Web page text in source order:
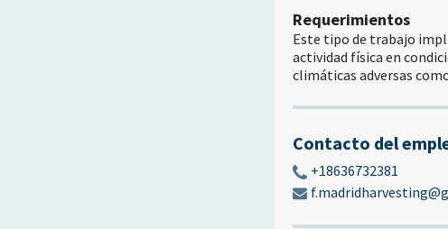
Requerimientos
Este tipo de trabajo
actividad física en
climáticas adversas
Contacto del
+18636732381